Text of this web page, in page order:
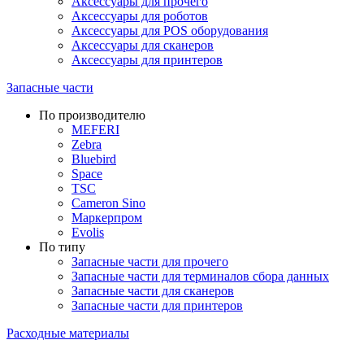
Аксессуары для роботов
Аксессуары для POS оборудования
Аксессуары для сканеров
Аксессуары для принтеров
Запасные части
По производителю
MEFERI
Zebra
Bluebird
Space
TSC
Cameron Sino
Маркерпром
Evolis
По типу
Запасные части для прочего
Запасные части для терминалов сбора данных
Запасные части для сканеров
Запасные части для принтеров
Расходные материалы